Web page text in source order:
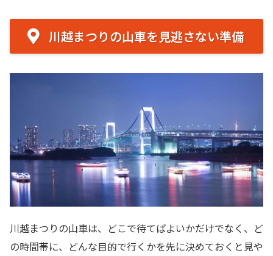
川越まつりの山車を見逃さない準備
川越まつりの山車は、どこで待てばよいかだけでなく、ど
の時間帯に、どんな目的で行くかを先に決めておくと見や